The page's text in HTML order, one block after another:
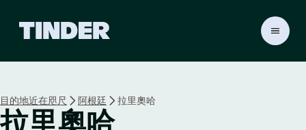
r
首
目的地近在咫尺 阿根廷 拉里奧哈
拉里奧哈